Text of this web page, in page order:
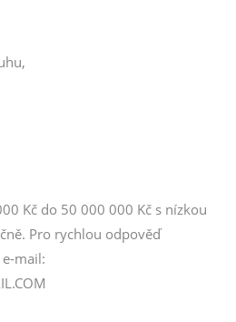
Kč do 50 000 000 Kč s nízkou
Pro rychlou odpověď
mail: